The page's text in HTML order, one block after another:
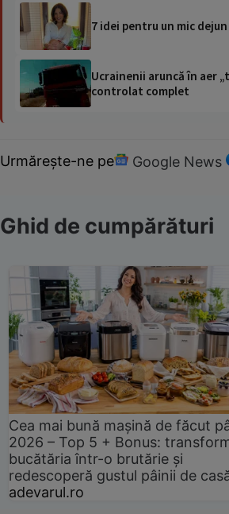
7 idei pentru un mic
Ucrainenii aruncă în aer
controlat complet
Urmărește-ne pe Google News
Ghid de cumpărături
Cea mai bună mașină de făcut
2026 – Top 5 + Bonus:
bucătăria într-o brutărie și
redescoperă gustul pâinii de
adevarul.ro